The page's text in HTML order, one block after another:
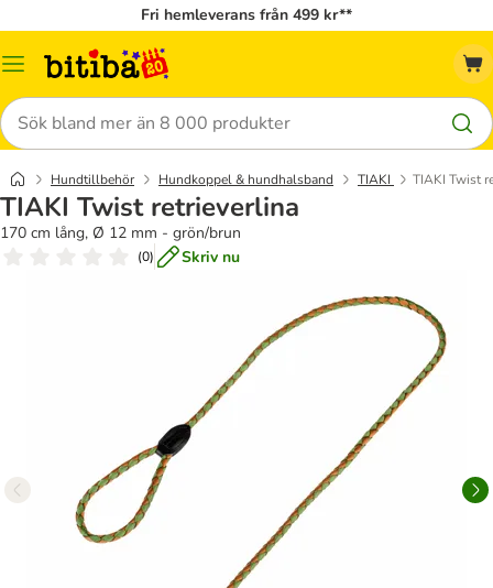
Fri hemleverans från 499 kr**
Meny
Sök
Hundtillbehör Hundkoppel & hundhalsband TIAKI TIAKI Twist
TIAKI Twist retrieverlina
170 cm lång, Ø 12 mm - grön/brun
(0) Skriv nu